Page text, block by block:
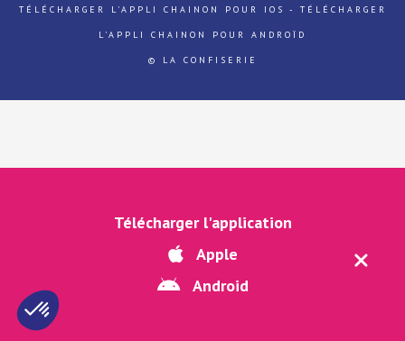
Télécharger l'application
Apple
Android
TÉLÉCHARGER L'APPLI CHAINON POUR IOS - TÉLÉCHARGER
L'APPLI CHAINON POUR ANDROÏD
© LA CONFISERIE